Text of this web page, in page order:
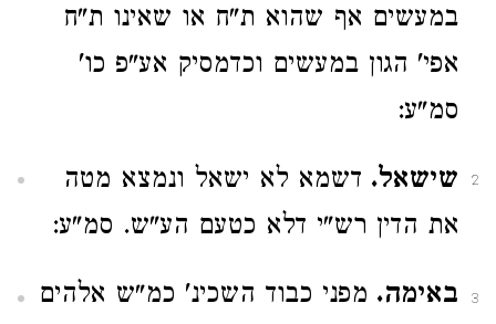
במעשים אף שהוא ת"ח או שאינו ת"ח
אפי' הגון במעשים וכדמסיק אע"פ כו'
סמ"ע:
2 שישאל. דשמא לא ישאל ונמצא מטה
את הדין רש"י דלא כטעם הע"ש. סמ"ע:
3 באימה. מפני כבוד השכינ' כמ"ש אלהים